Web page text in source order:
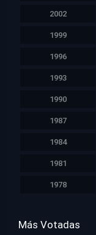
2002
1999
1996
1993
1990
1987
1984
1981
1978
Más Votadas